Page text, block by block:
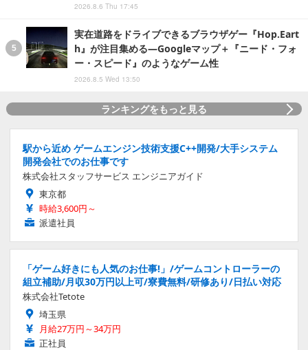
2026.8.6 Thu 17:45
実在道路をドライブできるブラウザゲー『Hop.Eart
h』が注目集める―Googleマップ＋『ニード・フォ
ー・スピード』のようなゲーム性
2026.8.5 Wed 13:50
ランキングをもっと見る
駅から近め ゲームエンジン技術支援C++開発/大手システム
開発会社でのお仕事です
株式会社スタッフサービス エンジニアガイド
東京都
時給3,600円～
派遣社員
「ゲーム好きにも人気のお仕事!」/ゲームコントローラーの
組立補助/月収30万円以上可/寮費無料/研修あり/日払い対応
株式会社Tetote
埼玉県
月給27万円～34万円
正社員